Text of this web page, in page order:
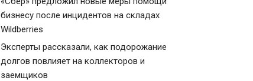
бизнесу после инцидентов на складах
Wildberries
Эксперты рассказали, как подорожание
долгов повлияет на коллекторов и
заемщиков